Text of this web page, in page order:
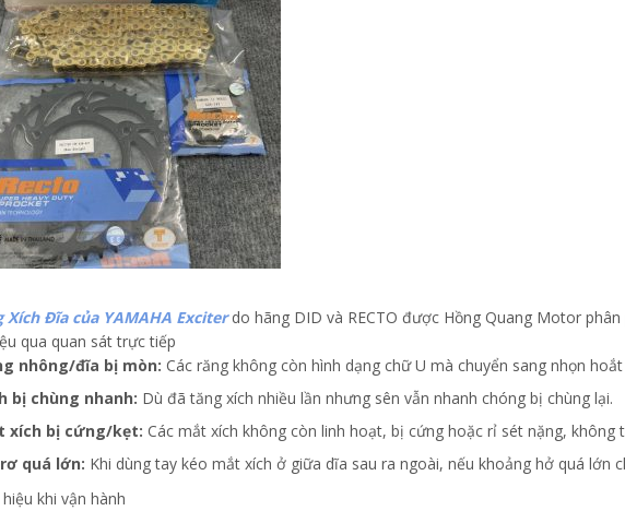
Xích Đĩa của YAMAHA Exciterdo hãng DID và RECTO được Hồng Quang Motor phân
qua quan sát trực tiếp
nhông/đĩa bị mòn: Các răng không còn hình dạng chữ U mà chuyển sang nhọn
bị chùng nhanh: Dù đã tăng xích nhiều lần nhưng sên vẫn nhanh chóng bị chùng lại.
xích bị cứng/kẹt: Các mắt xích không còn linh hoạt, bị cứng hoặc rỉ sét nặng, không
quá lớn: Khi dùng tay kéo mắt xích ở giữa dĩa sau ra ngoài, nếu khoảng hở quá lớn
khi vận hành